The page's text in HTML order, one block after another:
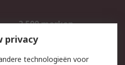
2.500 merken
Inkoopoplossingen
privacy
technologieën voor